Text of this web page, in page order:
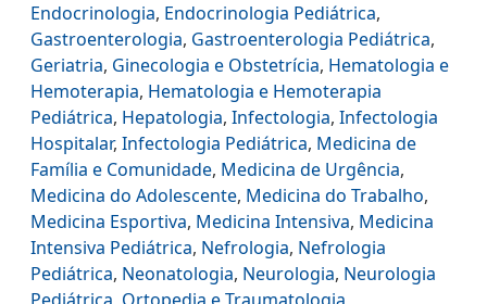
Endocrinologia, Endocrinologia Pediátrica,
Gastroenterologia, Gastroenterologia Pediátrica,
Geriatria, Ginecologia e Obstetrícia, Hematologia e
Hemoterapia, Hematologia e Hemoterapia
Pediátrica, Hepatologia, Infectologia, Infectologia
Hospitalar, Infectologia Pediátrica, Medicina de
Família e Comunidade, Medicina de Urgência,
Medicina do Adolescente, Medicina do Trabalho,
Medicina Esportiva, Medicina Intensiva, Medicina
Intensiva Pediátrica, Nefrologia, Nefrologia
Pediátrica, Neonatologia, Neurologia, Neurologia